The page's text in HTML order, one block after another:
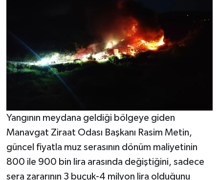
Yangının meydana geldiği bölgeye giden
Manavgat Ziraat Odası Başkanı Rasim Metin,
güncel fiyatla muz serasının dönüm maliyetinin
800 ile 900 bin lira arasında değiştiğini, sadece
sera zararının 3 buçuk-4 milyon lira olduğunu